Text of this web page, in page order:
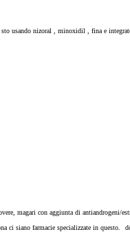
usando nizoral , minoxidil , fina e
magari con aggiunta di antiandrogeni/
ci siano farmacie specializzate in questo.